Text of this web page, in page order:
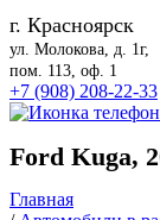
г. Красноярск
ул. Молокова, д. 1г,
пом. 113, оф. 1
+7 (908) 208-22-33
Ford Kuga,
Главная